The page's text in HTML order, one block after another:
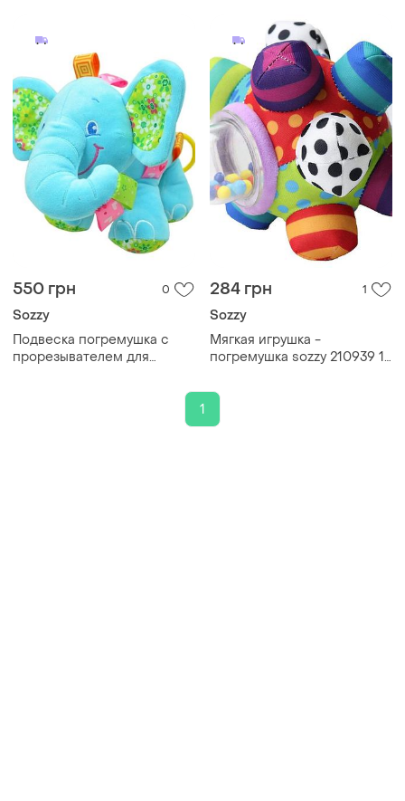
550 грн 0
Sozzy
Подвеска погремушка с
прорезывателем для
284 грн 1
Sozzy
Мягкая игрушка -
погремушка sozzy 210939 17
1